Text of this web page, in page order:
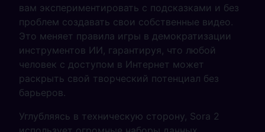
вам экспериментировать с подсказками и без
проблем создавать свои собственные видео.
Это меняет правила игры в демократизации
инструментов ИИ, гарантируя, что любой
человек с доступом в Интернет может
раскрыть свой творческий потенциал без
барьеров.
Углубляясь в техническую сторону, Sora 2